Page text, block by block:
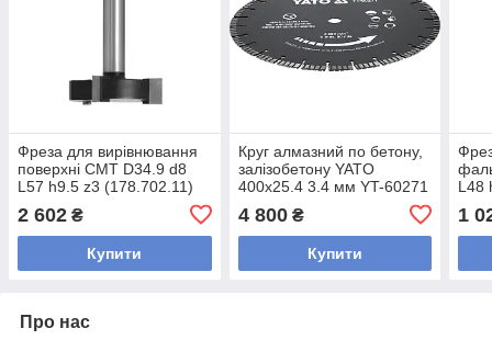
Фреза для вирівнювання
поверхні CMT D34.9 d8
L57 h9.5 z3 (178.702.11)
2 602 ₴
Купити
Круг алмазний по бетону,
залізобетону YATO
400x25.4 3.4 мм YT-60271
4 800₴
Купити
L48
1
Про нас